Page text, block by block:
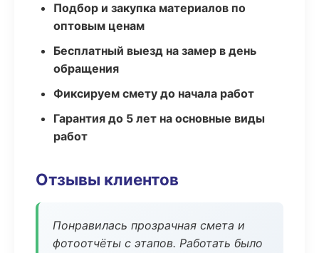
Подбор и закупка материалов по
оптовым ценам
Бесплатный выезд на замер в день
обращения
Фиксируем смету до начала работ
Гарантия до 5 лет на основные виды
работ
Отзывы клиентов
Понравилась прозрачная смета и
фотоотчёты с этапов. Работать было